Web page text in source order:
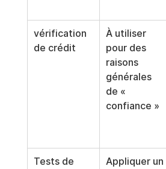
vérification
de crédit
À utiliser
pour des
raisons
générales
de «
confiance »
Tests de
Appliquer un